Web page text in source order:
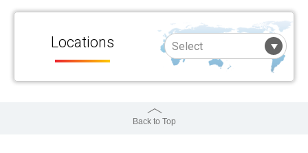
Locations
Back to Top